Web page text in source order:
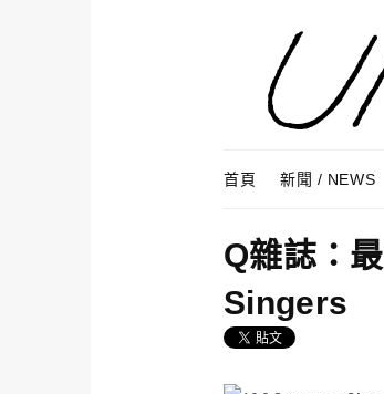
Menu
首頁
新聞 / NEWS
Q雜誌：
Singers